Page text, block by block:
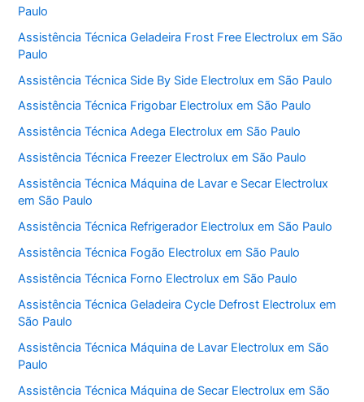
Paulo
Assistência Técnica Geladeira Frost Free Electrolux em São
Paulo
Assistência Técnica Side By Side Electrolux em São Paulo
Assistência Técnica Frigobar Electrolux em São Paulo
Assistência Técnica Adega Electrolux em São Paulo
Assistência Técnica Freezer Electrolux em São Paulo
Assistência Técnica Máquina de Lavar e Secar Electrolux
em São Paulo
Assistência Técnica Refrigerador Electrolux em São Paulo
Assistência Técnica Fogão Electrolux em São Paulo
Assistência Técnica Forno Electrolux em São Paulo
Assistência Técnica Geladeira Cycle Defrost Electrolux em
São Paulo
Assistência Técnica Máquina de Lavar Electrolux em São
Paulo
Assistência Técnica Máquina de Secar Electrolux em São